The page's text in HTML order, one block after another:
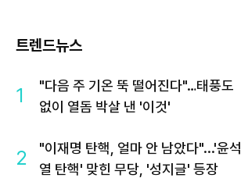
트렌드뉴스
1
"다음 주 기온 뚝 떨어진다"…태풍도
없이 열돔 박살 낸 '이것'
2
"이재명 탄핵, 얼마 안 남았다"...'윤석
열 탄핵' 맞힌 무당, '성지글' 등장